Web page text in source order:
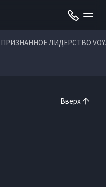
ПРИЗНАННОЕ ЛИДЕРСТВО
Вверх